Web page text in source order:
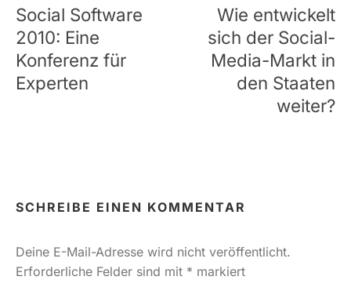
Navigation
Social Software
2010: Eine
Konferenz für
Experten
Wie entwickelt
sich der Social-
Media-Markt in
den Staaten
weiter?
SCHREIBE EINEN KOMMENTAR
Deine E-Mail-Adresse wird nicht veröffentlicht.
Erforderliche Felder sind mit * markiert